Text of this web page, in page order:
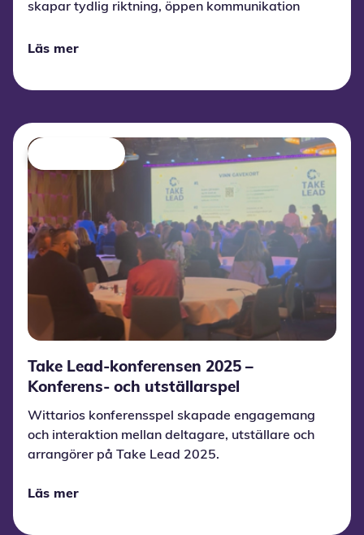
skapar tydlig riktning, öppen kommunikation
prestation och innovation.
Läs mer
Take Lead-konferensen 2025 –
Konferens- och utställarspel
Wittarios konferensspel skapade engagemang
och interaktion mellan deltagare, utställare och
arrangörer på Take Lead 2025.
Läs mer